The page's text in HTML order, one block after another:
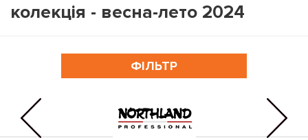
колекція - весна-лето 2024
ФІЛЬТР